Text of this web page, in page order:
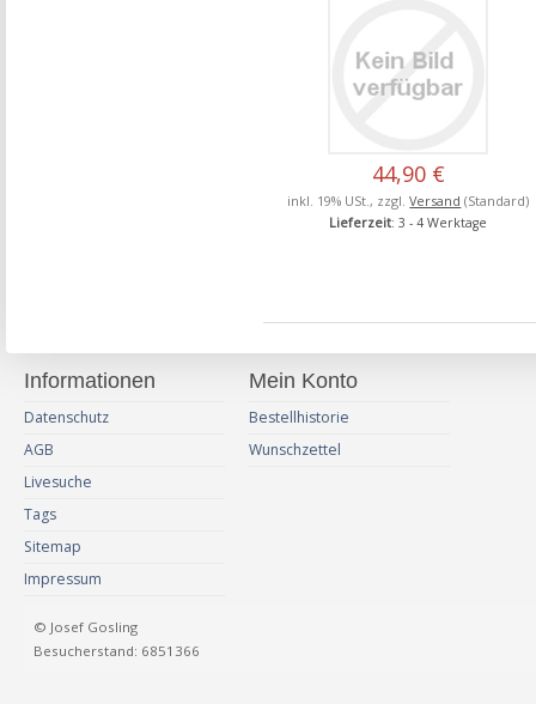
44,90 €
inkl. 19% USt., zzgl.Versand (Standard)
Lieferzeit: 3 - 4 Werktage
Informationen
Datenschutz
AGB
Livesuche
Tags
Sitemap
Impressum
Mein Konto
Bestellhistorie
Wunschzettel
© Josef Gosling
Besucherstand: 6851366